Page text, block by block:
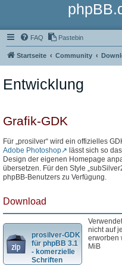
FAQ Pastebin
Startseite Community
Entwicklung
Grafik-GDK
Für „prosilver“ wird ein offizielles
Adobe Photoshop
lässt sich so
Design der eigenen Homepage
übersetzen. Für den Style
phpBB-Benutzers zu Verfügung.
Download
prosilver-GDK
für phpBB 3.1
- komerzielle
Schriften
nicht auf
erworben
MiB